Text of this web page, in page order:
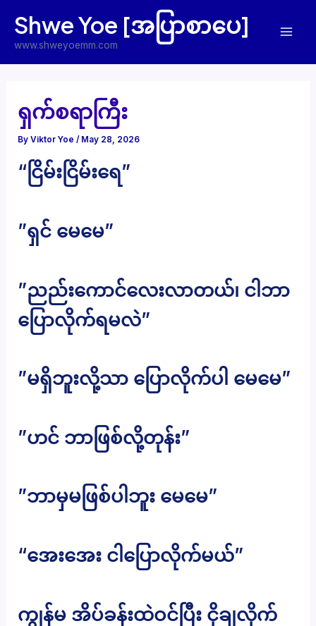
content
Shwe Yoe [အပြာစာပေ]
www.shweyoemm.com
ရှက်စရာကြီး
ByViktor Yoe/ May 28, 2026
“ငြိမ်းငြိမ်းရေ”
”ရှင် မေမေ”
”ညည်းကောင်လေးလာတယ်၊ ငါဘာ
ပြောလိုက်ရမလဲ”
”မရှိဘူးလို့သာ ပြောလိုက်ပါ မေမေ”
”ဟင် ဘာဖြစ်လို့တုန်း”
”ဘာမှမဖြစ်ပါဘူး မေမေ”
“အေးအေး ငါပြောလိုက်မယ်”
ကျွန်မ အိပ်ခန်းထဲဝင်ပြီး ငိုချလိုက်